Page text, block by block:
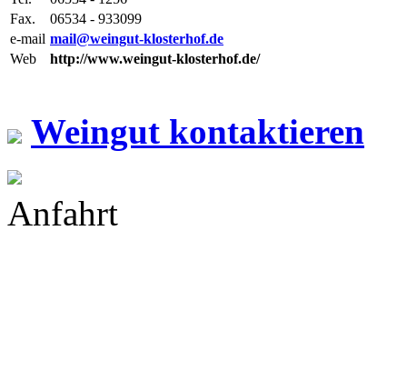
Fax.
06534 - 933099
e-mail mail@weingut-klosterhof.de
Web
http://www.weingut-klosterhof.de/
Weingut kontaktieren
Anfahrt